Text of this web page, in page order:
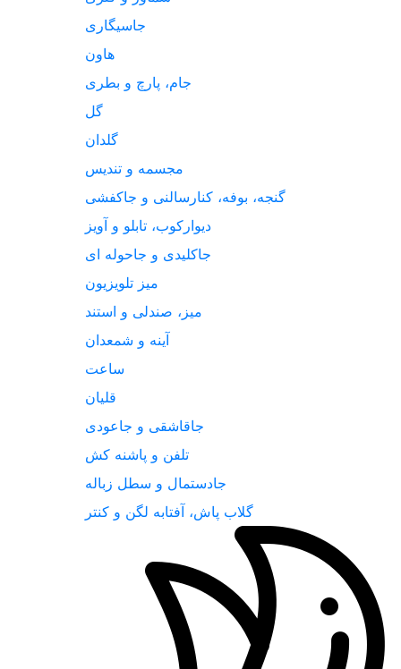
جاسیگاری
هاون
جام، پارچ و بطری
گل
گلدان
مجسمه و تندیس
گنجه، بوفه، کنارسالنی و جاکفشی
دیوارکوب، تابلو و آویز
جاکلیدی و جاحوله ای
میز تلویزیون
میز، صندلی و استند
آینه و شمعدان
ساعت
قلیان
جاقاشقی و جاعودی
تلفن و پاشنه کش
جادستمال و سطل زباله
گلاب پاش، آفتابه لگن و کنتر